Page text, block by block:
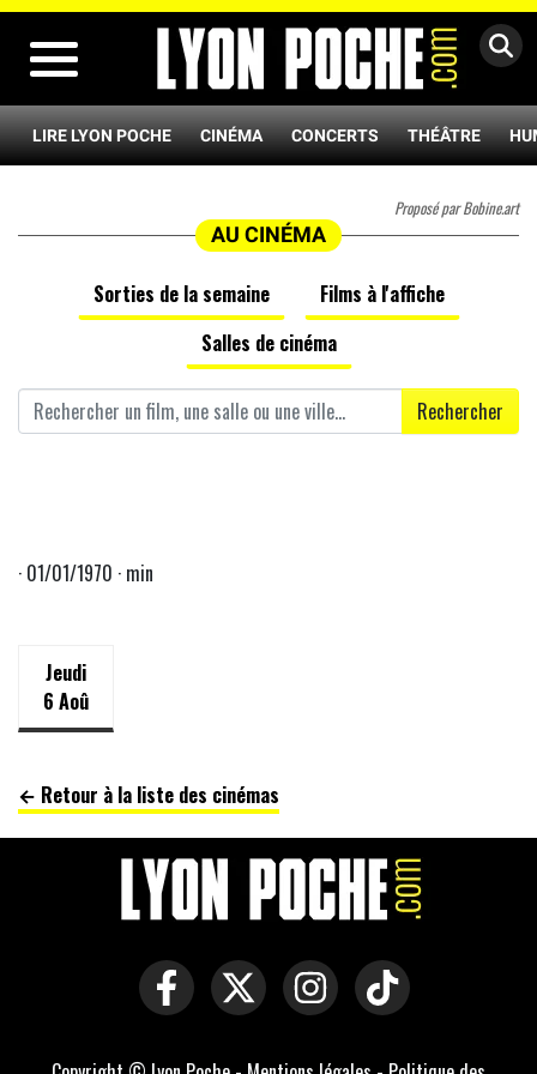
LIRE LYON POCHE CINÉMA CONCERTS THÉÂTRE
Proposé par Bobine.art
AU CINÉMA
Sorties de la semaine
Films à l'affiche
Salles de cinéma
Rechercher
· 01/01/1970 · min
Jeudi
6 Aoû
← Retour à la liste des cinémas